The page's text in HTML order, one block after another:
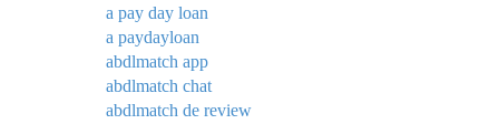
a pay day loan
a paydayloan
abdlmatch app
abdlmatch chat
abdlmatch de review